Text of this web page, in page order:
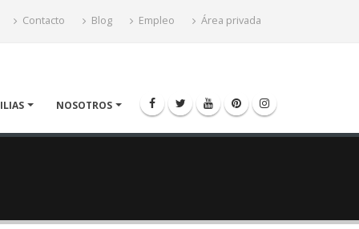
Contacto Blog Empleo Área privada
NOSOTROS